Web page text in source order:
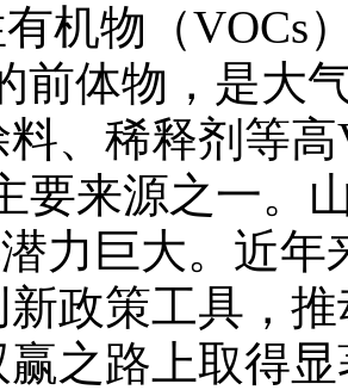
机物（VOCs
前体物，是大
、稀释剂等
要来源之一。
力巨大。近
政策工具，
之路上取得